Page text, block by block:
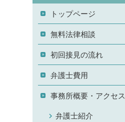
トップページ
無料法律相談
初回接見の流れ
弁護士費用
事務所概要・アクセス
弁護士紹介